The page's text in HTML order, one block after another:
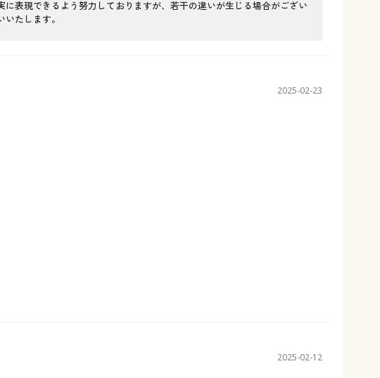
表現できるよう努力しておりますが、若干の違いが生じる場合がござい
たします。
2025-02-23
2025-02-12